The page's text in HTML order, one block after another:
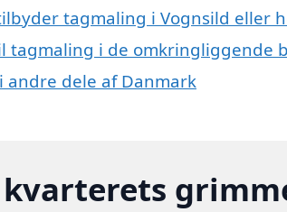
tagmaling i Vognsild eller
tagmaling i de omkringliggende
dele af Danmark